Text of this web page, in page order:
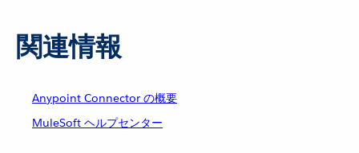
関連情報
Anypoint Connector の概要
MuleSoft ヘルプセンター